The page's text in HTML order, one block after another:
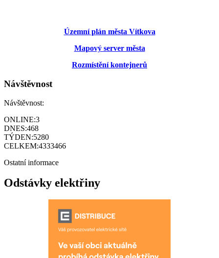
Územní plán města Vítkova
Mapový server města
Rozmístění kontejnerů
Návštěvnost
Návštěvnost:
ONLINE:3
DNES:468
TÝDEN:5280
CELKEM:4333466
Ostatní informace
Odstávky elektřiny